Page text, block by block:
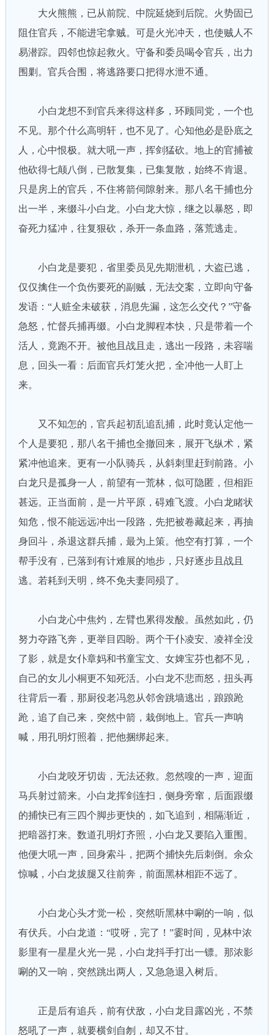
大火熊熊，已从前院、中院延烧到后院。火势固已
阻住官兵，不能进宅拿贼。可是火光冲天，也使贼人不
易潜踪。四邻也惊起救火。守备和委员喝令官兵，出力
围剿。官兵合围，将逃路要口把得水泄不通。
小白龙想不到官兵来得这样多，环顾同党，一个也
不见。那个什么高明轩，也不见了。心知他必是卧底之
人，心中恨极。就大吼一声，挥剑猛砍。地上的官捕被
他砍得七颠八倒，已散复集，已集复散，始终不肯退。
只是房上的官兵，不住将箭伺隙射来。那八名干捕也分
出一半，来缀斗小白龙。小白龙大惊，继之以暴怒，即
奋死力猛冲，往复狠砍，杀开一条血路，落荒逃走。
小白龙是要犯，省里委员见先期泄机，大盗已逃，
仅仅擒住一个负伤要死的副贼，无法交案，立即向守备
发语：“人赃全未破获，消息先漏，这怎么交代？”守备
急怒，忙督兵捕再缀。小白龙脚程本快，只是带着一个
活人，竟跑不开。被他且战且走，逃出一段路，未容喘
息，回头一看：后面官兵灯笼火把，全冲他一人盯上
来。
又不知怎的，官兵起初乱追乱捕，此时竟认定他一
个人是要犯，那八名干捕也全撤回来，展开飞纵术，紧
紧冲他追来。更有一小队骑兵，从斜刺里赶到前路。小
白龙只是孤身一人，前望有一荒林，似可隐匿，但相距
甚远。正当面前，是一片平原，碍难飞渡。小白龙睹状
知危，恨不能远远冲出一段路，先把被卷藏起来，再抽
身回斗，杀退这群兵捕，最为上策。他空有打算，一个
帮手没有，已落到有计难展的地步，只好逐步且战且
逃。若耗到天明，终不免夫妻同殒了。
小白龙心中焦灼，左臂也累得发酸。虽然如此，仍
努力夺路飞奔，更举目四盼。两个干仆凌安、凌祥全没
了影，就是女仆章妈和书童宝文、女婢宝芬也都不见，
自己的女儿小桐更不知死活。小白龙不悲而怒，扭头再
往背后一看，那厨役老冯忽从邻舍跳墙逃出，踉踉跄
跄，追了自己来，突然中箭，栽倒地上。官兵一声呐
喊，用孔明灯照着，把他捆绑起来。
小白龙咬牙切齿，无法还救。忽然嗖的一声，迎面
马兵射过箭来。小白龙挥剑连扫，侧身旁窜，后面跟缀
的捕快已有三四个脚步更快的，如飞追到，相隔渐近，
把暗器打来。数道孔明灯齐照，小白龙又要陷入重围。
他便大吼一声，回身索斗，把两个捕快先后刺倒。余众
惊喊，小白龙拔腿又往前奔，前面黑林相距不远了。
小白龙心头才觉一松，突然听黑林中唰的一响，似
有伏兵。小白龙道：“哎呀，完了！”霎时间，见林中浓
影里有一星星火光一晃，小白龙抖手打出一镖。那浓影
唰的又一响，突然跳出两人，又急急退入树后。
正是后有追兵，前有伏敌，小白龙目露凶光，不禁
怒吼了一声，就要横剑自刎，却又不甘。